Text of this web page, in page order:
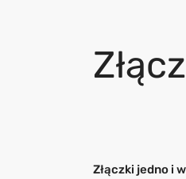
Złączki jedno i